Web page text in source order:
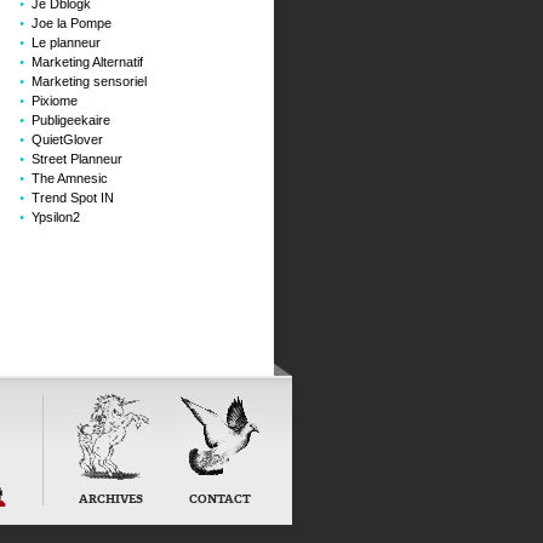
Je Dblogk
Joe la Pompe
Le planneur
Marketing Alternatif
Marketing sensoriel
Pixiome
Publigeekaire
QuietGlover
Street Planneur
The Amnesic
Trend Spot IN
Ypsilon2
ARCHIVES CONTACT